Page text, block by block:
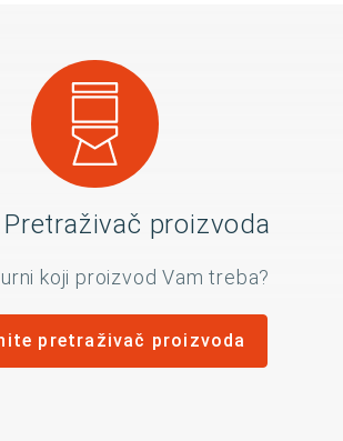
Pretraživač proizvoda
koji proizvod Vam treba?
pretraživač proizvoda